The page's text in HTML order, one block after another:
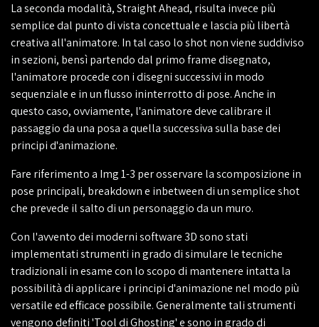
La seconda modalità, Straight Ahead, risulta invece più
semplice dal punto di vista concettuale e lascia più libertà
creativa all'animatore. In tal caso lo shot non viene suddiviso
in sezioni, bensì partendo dal primo frame disegnato,
l'animatore procede con i disegni successivi in modo
sequenziale e in un flusso ininterrotto di pose. Anche in
questo caso, ovviamente, l'animatore deve calibrare il
passaggio da una posa a quella successiva sulla base dei
principi d'animazione.
Fare riferimento a Img 1-3 per osservare la scomposizione in
pose principali, breakdown e inbetween di un semplice shot
che prevede il salto di un personaggio da un muro.
Con l'avvento dei moderni software 3D sono stati
implementati strumenti in grado di simulare le tecniche
tradizionali in esame con lo scopo di mantenere intatta la
possibilità di applicare i principi d'animazione nel modo più
versatile ed efficace possibile. Generalmente tali strumenti
vengono definiti 'Tool di Ghosting' e sono in grado di